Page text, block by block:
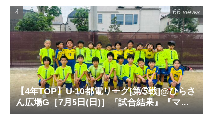
果』『マッチレポート』『試合動画』
【4年TOP】U-10都電リーグ[第➄戦]@ひらさ
ん広場G［7月5日(日)］『試合結果』『マッ
チレポート』『試合動画』
66 views